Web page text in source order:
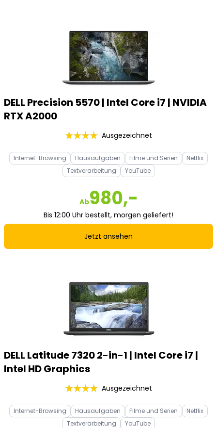
DELL Precision 5570 | Intel Core i7 | NVIDIA
RTX A2000
Ausgezeichnet
Internet-Browsing Hausaufgaben Filme und Serien
Netflix
Textverarbeitung
YouTube
Ab980,-
Bis 12:00 Uhr bestellt, morgen geliefert!
Jetzt ansehen
DELL Latitude 7320 2-in-1 | Intel Core i7 |
Intel HD Graphics
Ausgezeichnet
Internet-Browsing Hausaufgaben Filme und Serien
Netflix
Textverarbeitung
YouTube